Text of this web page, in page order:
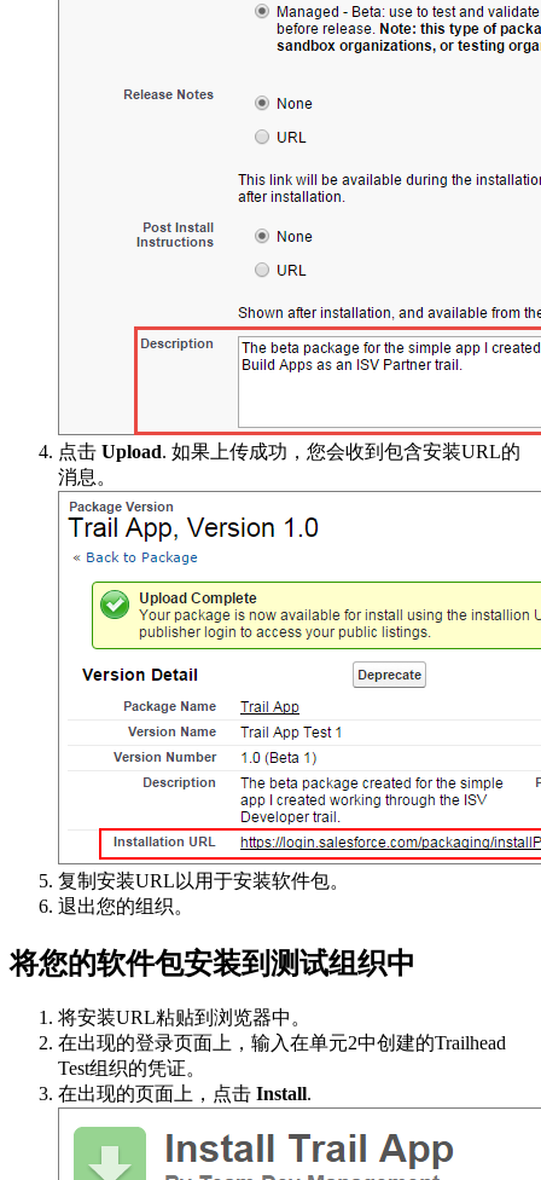
点击 Upload. 如果上传成功，您会收到包含安装URL的
消息。
复制安装URL以用于安装软件包。
退出您的组织。
将您的软件包安装到测试组织中
将安装URL粘贴到浏览器中。
在出现的登录页面上，输入在单元2中创建的Trailhead
Test组织的凭证。
在出现的页面上，点击 Install.